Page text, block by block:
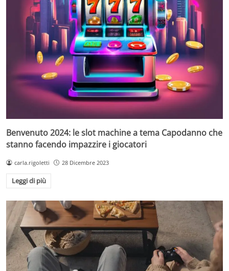
Benvenuto 2024: le slot machine a tema Capodanno che
stanno facendo impazzire i giocatori
carla.rigoletti 28 Dicembre 2023
Leggi di più